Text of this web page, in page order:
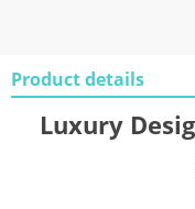
Product details
Luxury